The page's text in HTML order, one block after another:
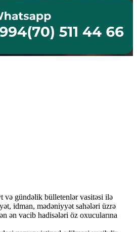
və gündəlik bülletenlər vasitəsi ilə
idman, mədəniyyət sahələri üzrə
ən vacib hadisələri öz oxucularına